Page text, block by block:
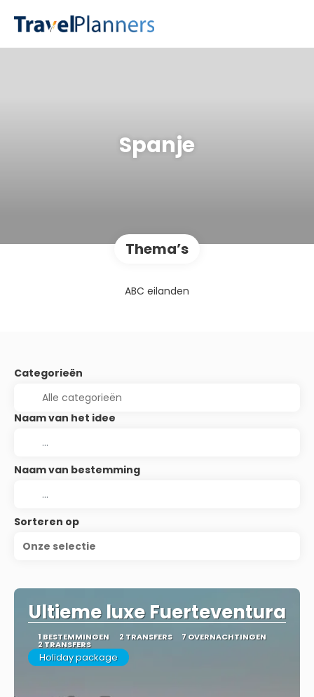
Spanje
Thema’s
ABC eilanden
Categorieën
Naam van het idee
Naam van bestemming
Sorteren op
Onze selectie
Ultieme luxe Fuerteventura
1 BESTEMMINGEN 2 TRANSFERS 7 OVERNACHTINGEN
2 TRANSFERS
Holiday package